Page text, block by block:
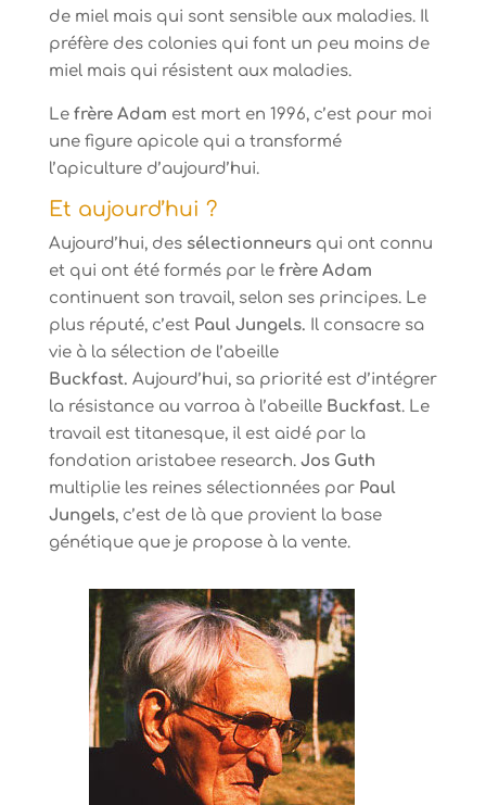
de miel mais qui sont sensible aux maladies. Il
préfère des colonies qui font un peu moins de
miel mais qui résistent aux maladies.
Le frère Adam est mort en 1996, c’est pour moi
une figure apicole qui a transformé
l’apiculture d’aujourd’hui.
Et aujourd’hui ?
Aujourd’hui, des sélectionneursqui ont connu
et qui ont été formés par le frère Adam
continuent son travail, selon ses principes. Le
plus réputé, c’est Paul Jungels. Il consacre sa
vie à la sélection de l’abeille
Buckfast. Aujourd’hui, sa priorité est d’intégrer
la résistance au varroa à l’abeille Buckfast. Le
travail est titanesque, il est aidé par la
fondation aristabee research. Jos Guth
multiplie les reines sélectionnées par Paul
Jungels, c’est de là que provient la base
génétique que je propose à la vente.